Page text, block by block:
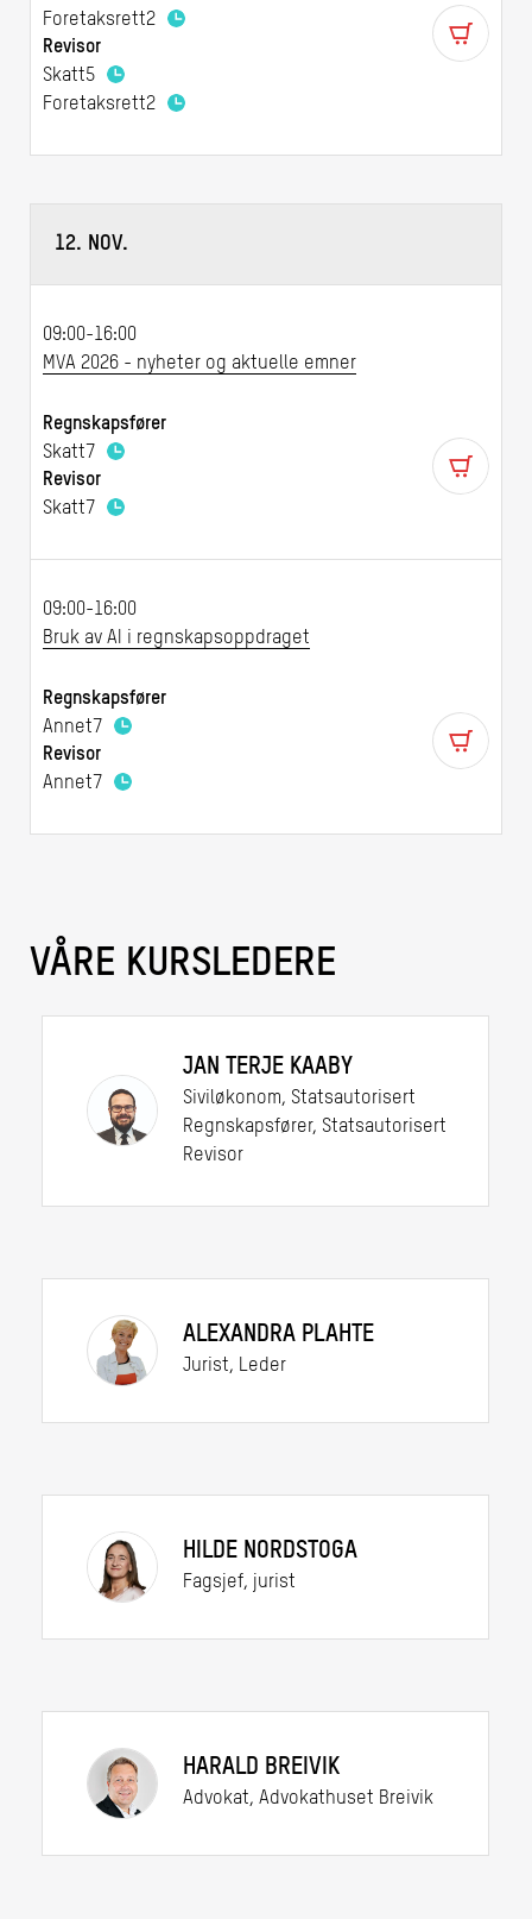
Foretaksrett2
Revisor
Skatt5
Foretaksrett2
12. NOV.
09:00-16:00
MVA 2026 - nyheter og aktuelle emner
Regnskapsfører
Skatt7
Revisor
Skatt7
09:00-16:00
Bruk av AI i regnskapsoppdraget
Regnskapsfører
Annet7
Revisor
Annet7
VÅRE KURSLEDERE
JAN TERJE KAABY
Siviløkonom, Statsautorisert
Regnskapsfører, Statsautorisert
Revisor
ALEXANDRA PLAHTE
Jurist, Leder
HILDE NORDSTOGA
Fagsjef, jurist
HARALD BREIVIK
Advokat, Advokathuset Breivik